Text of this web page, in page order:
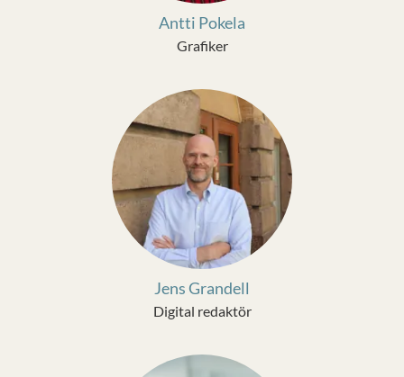
Antti Pokela
Grafiker
Jens Grandell
Digital redaktör